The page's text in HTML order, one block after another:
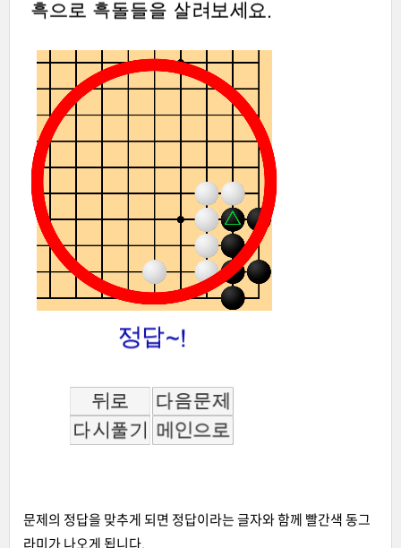
문제의 정답을 맞추게 되면 정답이라는 글자와 함께 빨간색 동그
라미가 나오게 됩니다.